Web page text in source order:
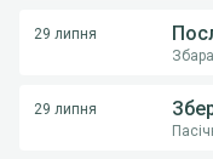
29 липня
29 липня